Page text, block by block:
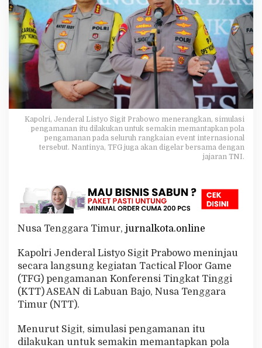
S
i
m
u
l
a
s
i
T
a
c
t
i
c
a
o
o
r
a
e
P
e
g
a
n
Kapolri, Jenderal Listyo Sigit Prabowo menerangkan, simulasi
pengamanan itu dilakukan untuk semakin memantapkan pola
pengamanan pada seluruh rangkaian event internasional
tersebut. Nantinya, TFG juga akan digelar bersama dengan
jajaran TNI.
Nusa Tenggara Timur, jurnalkota.online
Kapolri Jenderal Listyo Sigit Prabowo meninjau
secara langsung kegiatan Tactical Floor Game
(TFG) pengamanan Konferensi Tingkat Tinggi
(KTT) ASEAN di Labuan Bajo, Nusa Tenggara
Timur (NTT).
Menurut Sigit, simulasi pengamanan itu
dilakukan untuk semakin memantapkan pola